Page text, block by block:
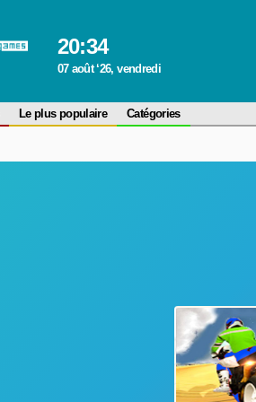
20:34
07 août ‘26, vendredi
Le plus populaire Catégories